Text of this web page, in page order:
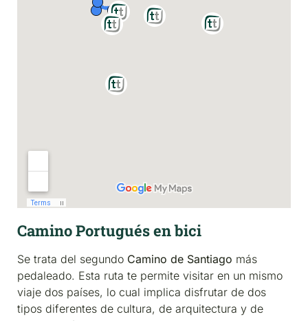
Camino Portugués en bici
Se trata del segundo Camino de Santiago más
pedaleado. Esta ruta te permite visitar en un mismo
viaje dos países, lo cual implica disfrutar de dos
tipos diferentes de cultura, de arquitectura y de